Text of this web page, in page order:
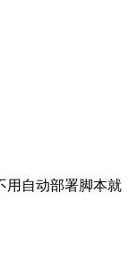
用自动部署脚本就